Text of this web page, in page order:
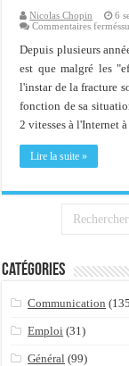
Nicolas Chopin
6
Commentaires fermés
Depuis plusieurs
est que malgré les
l'instar de la fracture
fonction de sa
2 vitesses à l'Internet
Lire la suite »
Catégories
Communication
Emploi (31)
Général (99)